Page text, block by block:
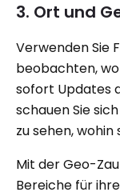
3. Ort und
Verwenden Sie
beobachten,
sofort Updates
schauen Sie
zu sehen, wohin
Mit der Geo-
Bereiche für